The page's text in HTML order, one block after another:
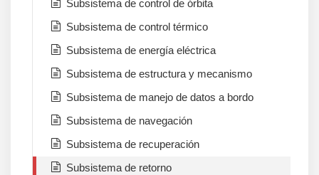
Subsistema de control de órbita
Subsistema de control térmico
Subsistema de energía eléctrica
Subsistema de estructura y mecanismo
Subsistema de manejo de datos a bordo
Subsistema de navegación
Subsistema de recuperación
Subsistema de retorno